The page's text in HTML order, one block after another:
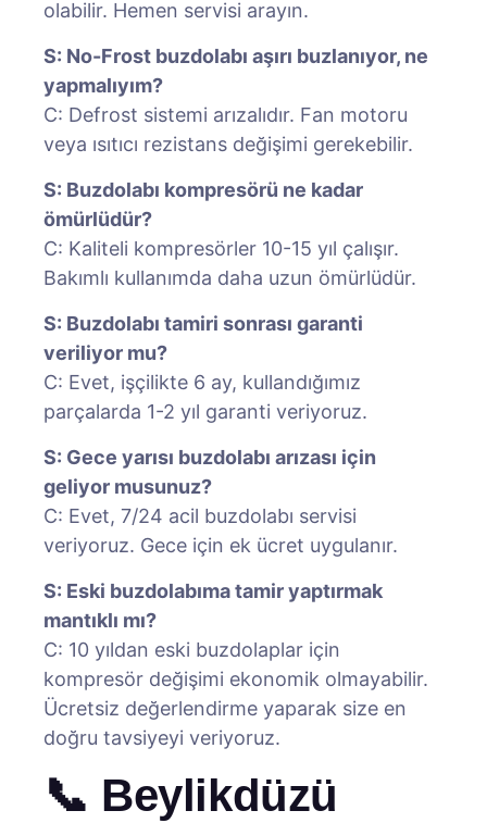
olabilir. Hemen servisi arayın.
S: No-Frost buzdolabı aşırı buzlanıyor, ne
yapmalıyım?
C: Defrost sistemi arızalıdır. Fan motoru
veya ısıtıcı rezistans değişimi gerekebilir.
S: Buzdolabı kompresörü ne kadar
ömürlüdür?
C: Kaliteli kompresörler 10-15 yıl çalışır.
Bakımlı kullanımda daha uzun ömürlüdür.
S: Buzdolabı tamiri sonrası garanti
veriliyor mu?
C: Evet, işçilikte 6 ay, kullandığımız
parçalarda 1-2 yıl garanti veriyoruz.
S: Gece yarısı buzdolabı arızası için
geliyor musunuz?
C: Evet, 7/24 acil buzdolabı servisi
veriyoruz. Gece için ek ücret uygulanır.
S: Eski buzdolabıma tamir yaptırmak
mantıklı mı?
C: 10 yıldan eski buzdolaplar için
kompresör değişimi ekonomik olmayabilir.
Ücretsiz değerlendirme yaparak size en
doğru tavsiyeyi veriyoruz.
📞 Beylikdüzü